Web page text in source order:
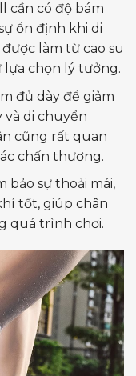
cần có độ bám
ổn định khi di
làm từ cao su
lựa chọn lý tưởng.
đủ dày để giảm
và di chuyển
cũng rất quan
chấn thương.
bảo sự thoải mái,
tốt, giúp chân
quá trình chơi.